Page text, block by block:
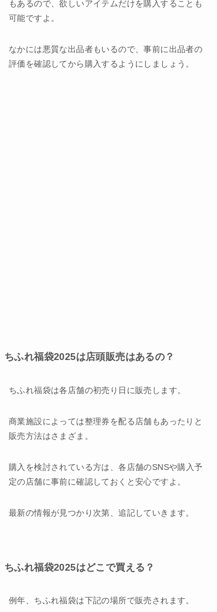
もあるので、欲しいアイテムだけを購入することも
可能ですよ。
なかには悪質な出品者もいるので、事前に出品者の
評価を確認してから購入するようにしましょう。
ちふれ福袋2025は店頭販売はあるの？
ちふれ福袋は各店舗の初売り日に販売します。
商業施設によっては整理券を配る店舗もあったりと
販売方法はさまざま。
購入を検討されている方は、各店舗のSNSや購入予
定の店舗に事前に確認しておくと安心ですよ。
最新の情報が見つかり次第、追記していきます。
ちふれ福袋2025はどこで買える？
例年、ちふれ福袋は下記の場所で販売されます。